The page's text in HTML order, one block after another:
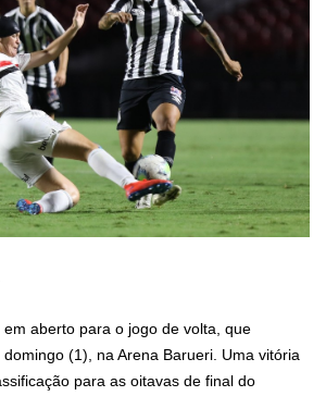
aberto para o jogo de volta, que
(1), na Arena Barueri. Uma vitória
para as oitavas de final do